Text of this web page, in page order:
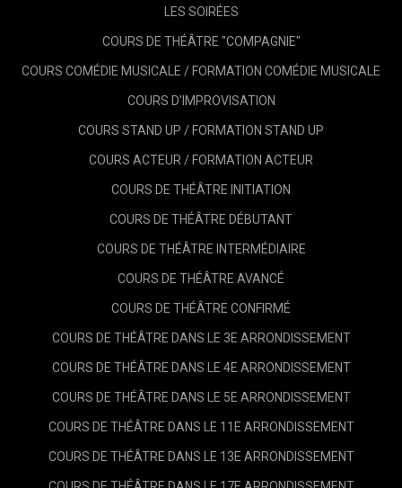
LES SOIRÉES
COURS DE THÉÂTRE "COMPAGNIE"
COURS COMÉDIE MUSICALE / FORMATION COMÉDIE MUSICALE
COURS D'IMPROVISATION
COURS STAND UP / FORMATION STAND UP
COURS ACTEUR / FORMATION ACTEUR
COURS DE THÉÂTRE INITIATION
COURS DE THÉÂTRE DÉBUTANT
COURS DE THÉÂTRE INTERMÉDIAIRE
COURS DE THÉÂTRE AVANCÉ
COURS DE THÉÂTRE CONFIRMÉ
COURS DE THÉÂTRE DANS LE 3E ARRONDISSEMENT
COURS DE THÉÂTRE DANS LE 4E ARRONDISSEMENT
COURS DE THÉÂTRE DANS LE 5E ARRONDISSEMENT
COURS DE THÉÂTRE DANS LE 11E ARRONDISSEMENT
COURS DE THÉÂTRE DANS LE 13E ARRONDISSEMENT